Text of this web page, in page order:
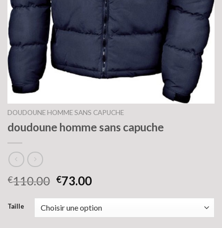
DOUDOUNE HOMME SANS CAPUCHE
doudoune homme sans capuche
€110.00 €73.00
Taille